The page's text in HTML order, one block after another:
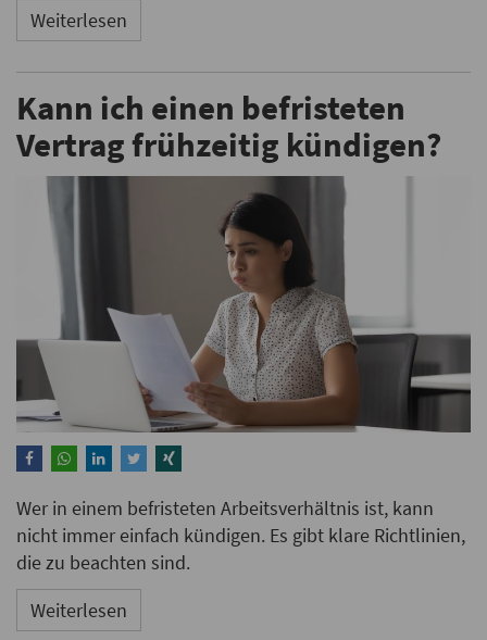
Weiterlesen
Kann ich einen befristeten
Vertrag frühzeitig kündigen?
Wer in einem befristeten Arbeitsverhältnis ist, kann
nicht immer einfach kündigen. Es gibt klare Richtlinien,
die zu beachten sind.
Weiterlesen